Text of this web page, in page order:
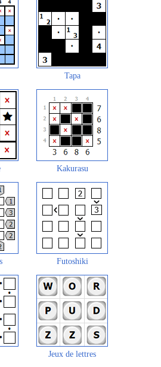
Tapa
Kakurasu
Futoshiki
Jeux de lettres